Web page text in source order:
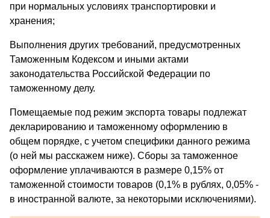
при нормальных условиях транспортировки и
хранения;
Выполнения других требований, предусмотренных
Таможенным Кодексом и иными актами
законодательства Российской Федерации по
таможенному делу.
Помещаемые под режим экспорта товары подлежат
декларированию и таможенному оформлению в
общем порядке, с учетом специфики данного режима
(о ней мы расскажем ниже). Сборы за таможенное
оформление уплачиваются в размере 0,15% от
таможенной стоимости товаров (0,1% в рублях, 0,05% -
в иностранной валюте, за некоторыми исключениями).